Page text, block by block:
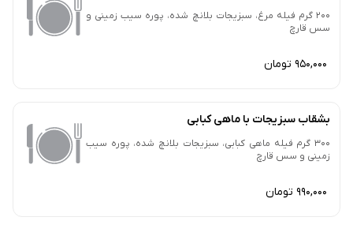
200 گرم فیله مرغ، سبزیجات بلانچ شده، پوره سیب زمینی و
سس قارچ
950,000 تومان
بشقاب سبزیجات با ماهی کبابی
300 گرم فیله ماهی کبابی، سبزیجات بلانچ شده، پوره سیب
زمینی و سس قارچ
990,000 تومان